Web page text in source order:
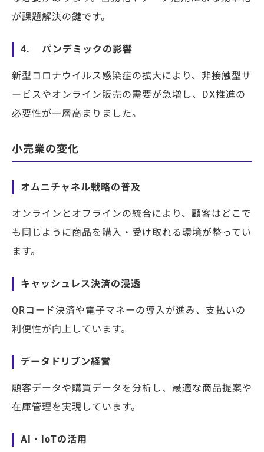
が課題解決の鍵です。
4. パンデミックの影響
新型コロナウイルス感染症の拡大により、非接触型サ
ービスやオンライン販売の需要が急増し、DX推進の
必要性が一層高まりました。
小売業の変化
オムニチャネル戦略の普及
オンラインとオフラインの統合により、顧客はどこで
も同じように商品を購入・受け取れる環境が整ってい
ます。
キャッシュレス決済の浸透
QRコード決済や電子マネーの導入が進み、支払いの
利便性が向上しています。
データドリブン経営
顧客データや購買データを分析し、最適な商品提案や
在庫管理を実現しています。
AI・IoTの活用